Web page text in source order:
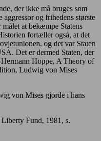
der ikke må bruges som
og frihedens største
at bekæmpe Statens
fortæller også, at det
og det var Staten
Det er dermed Staten, der
Hoppe, A Theory of
Ludwig von Mises
von Mises gjorde i hans
Fund, 1981, s.